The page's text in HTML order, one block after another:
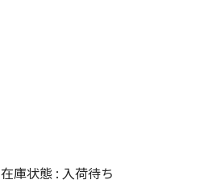
在庫状態 : 入荷待ち